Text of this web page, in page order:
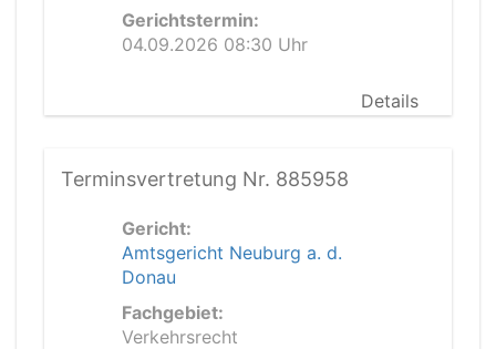
Gerichtstermin:
04.09.2026 08:30 Uhr
Details
Terminsvertretung Nr. 885958
Gericht:
Amtsgericht Neuburg a. d.
Donau
Fachgebiet:
Verkehrsrecht